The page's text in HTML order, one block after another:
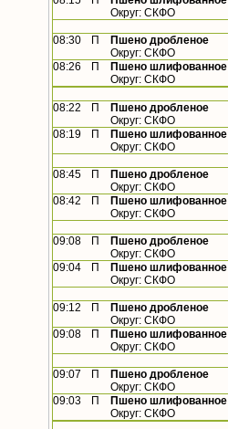
Округ: СКФО
08:30
П
Пшено дробленое
Округ: СКФО
08:26
П
Пшено шлифованное
Округ: СКФО
08:22
П
Пшено дробленое
Округ: СКФО
08:19
П
Пшено шлифованное
Округ: СКФО
08:45
П
Пшено дробленое
Округ: СКФО
08:42
П
Пшено шлифованное
Округ: СКФО
09:08
П
Пшено дробленое
Округ: СКФО
09:04
П
Пшено шлифованное
Округ: СКФО
09:12
П
Пшено дробленое
Округ: СКФО
09:08
П
Пшено шлифованное
Округ: СКФО
09:07
П
Пшено дробленое
Округ: СКФО
09:03
П
Пшено шлифованное
Округ: СКФО